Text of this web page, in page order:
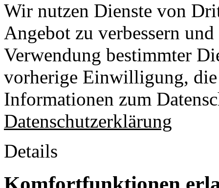
Wir nutzen Dienste von
Angebot zu verbessern
Verwendung bestimmter
vorherige Einwilligung,
Informationen zum
Datenschutzerklärung
Details